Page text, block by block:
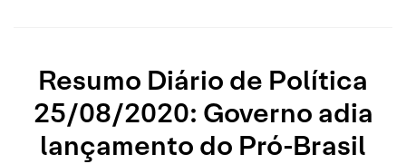
Resumo Diário de Política
25/08/2020: Governo adia
lançamento do Pró-Brasil